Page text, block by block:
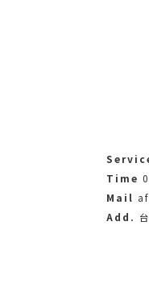
Time
Mail
Add.